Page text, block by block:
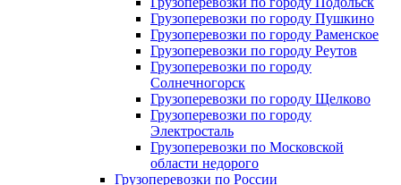
Грузоперевозки по городу Пушкино
Грузоперевозки по городу Раменское
Грузоперевозки по городу Реутов
Грузоперевозки по городу
Солнечногорск
Грузоперевозки по городу Щелково
Грузоперевозки по городу
Электросталь
Грузоперевозки по Московской
области недорого
Грузоперевозки по России